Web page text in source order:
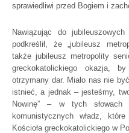
sprawiedliwi przed Bogiem i
Nawiązując do
podkreślił, że „jubileusz
także jubileusz metropolity
greckokatolickiego okazja,
otrzymany dar. Miało nas nie
istnieć, a jednak – jesteśmy,
Nowinę” – w tych słowach
komunistycznych władz,
Kościoła greckokatolickiego w